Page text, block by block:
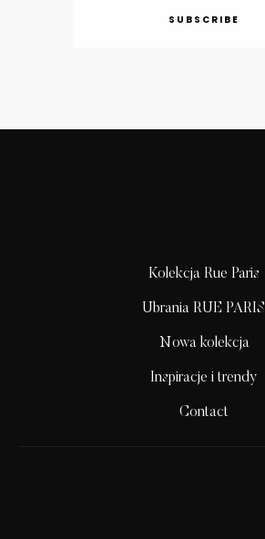
SUBSCRIBE
Kolekcja Rue Paris
Ubrania RUE PARIS
Nowa kolekcja
Inspiracje i trendy
Contact